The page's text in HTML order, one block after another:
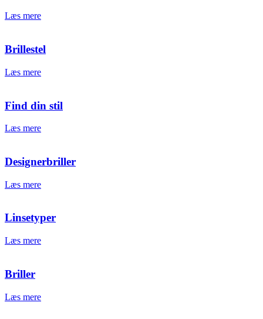
Læs mere
Brillestel
Læs mere
Find din stil
Læs mere
Designerbriller
Læs mere
Linsetyper
Læs mere
Briller
Læs mere